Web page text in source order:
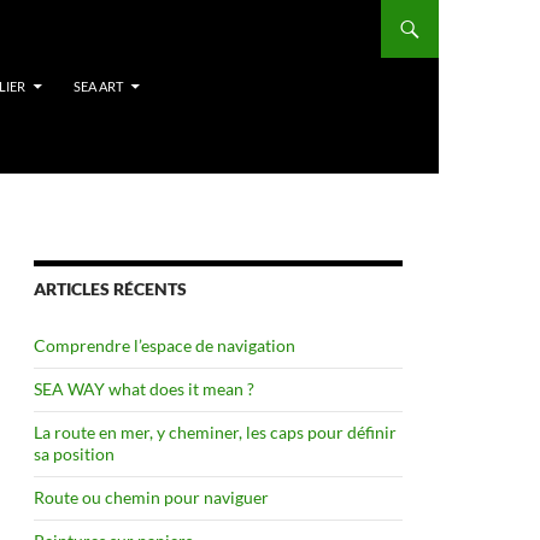
SEA ART
ARTICLES RÉCENTS
Comprendre l’espace de navigation
SEA WAY what does it mean ?
La route en mer, y cheminer, les caps pour définir
sa position
Route ou chemin pour naviguer